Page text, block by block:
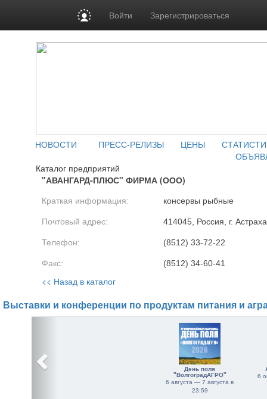
Войти Зарегистрироваться
НОВОСТИ ПРЕСС-РЕЛИЗЫ ЦЕНЫ
Каталог предприятий
"АВАНГАРД-ПЛЮС" ФИРМА (ООО)
Краткая информация: консервы рыбные
Почтовый адрес: 414045, Россия, г.
Телефон: (8512) 33-72-22
Факс: (8512) 34-60-41
<< Назад в каталог
Выставки и конференции по продуктам питания и
День поля
"ВолгоградАГРО"
6 августа — 7 августа в
23:59
6